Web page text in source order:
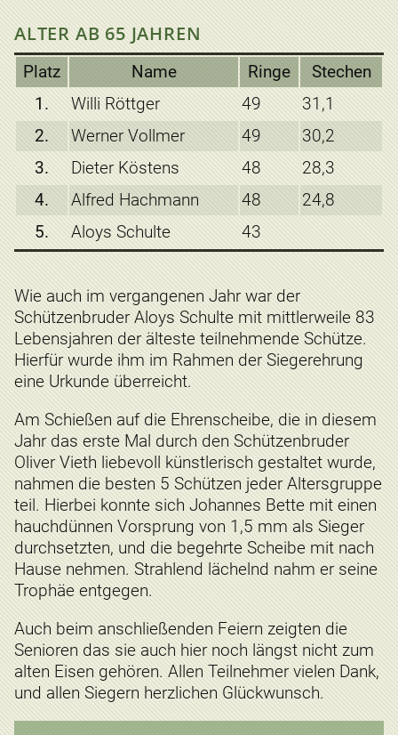
ALTER AB 65 JAHREN
Platz Name Ringe
Stechen
1.
Willi Röttger 49
31,1
2.
Werner Vollmer 49
30,2
3.
Dieter Köstens 48
28,3
4.
Alfred Hachmann 48
24,8
5.
Aloys Schulte 43
Wie auch im vergangenen Jahr war der
Schützenbruder Aloys Schulte mit mittlerweile 83
Lebensjahren der älteste teilnehmende Schütze.
Hierfür wurde ihm im Rahmen der Siegerehrung
eine Urkunde überreicht.
Am Schießen auf die Ehrenscheibe, die in diesem
Jahr das erste Mal durch den Schützenbruder
Oliver Vieth liebevoll künstlerisch gestaltet wurde,
nahmen die besten 5 Schützen jeder Altersgruppe
teil. Hierbei konnte sich Johannes Bette mit einen
hauchdünnen Vorsprung von 1,5 mm als Sieger
durchsetzten, und die begehrte Scheibe mit nach
Hause nehmen. Strahlend lächelnd nahm er seine
Trophäe entgegen.
Auch beim anschließenden Feiern zeigten die
Senioren das sie auch hier noch längst nicht zum
alten Eisen gehören. Allen Teilnehmer vielen Dank,
und allen Siegern herzlichen Glückwunsch.